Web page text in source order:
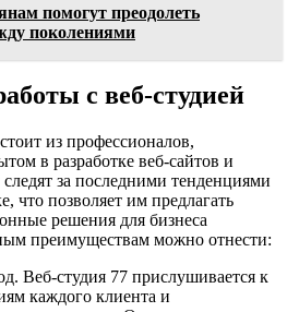
помогут преодолеть
поколениями
с веб-студией
из профессионалов,
в разработке веб-сайтов и
за последними тенденциями
что позволяет им предлагать
решения для бизнеса
преимуществам можно отнести:
Веб-студия 77 прислушивается к
каждого клиента и